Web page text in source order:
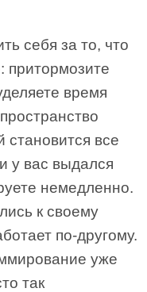
себя за то, что
притормозите
время
становится все
у вас выдался
немедленно.
к своему
по-другому.
уже
так